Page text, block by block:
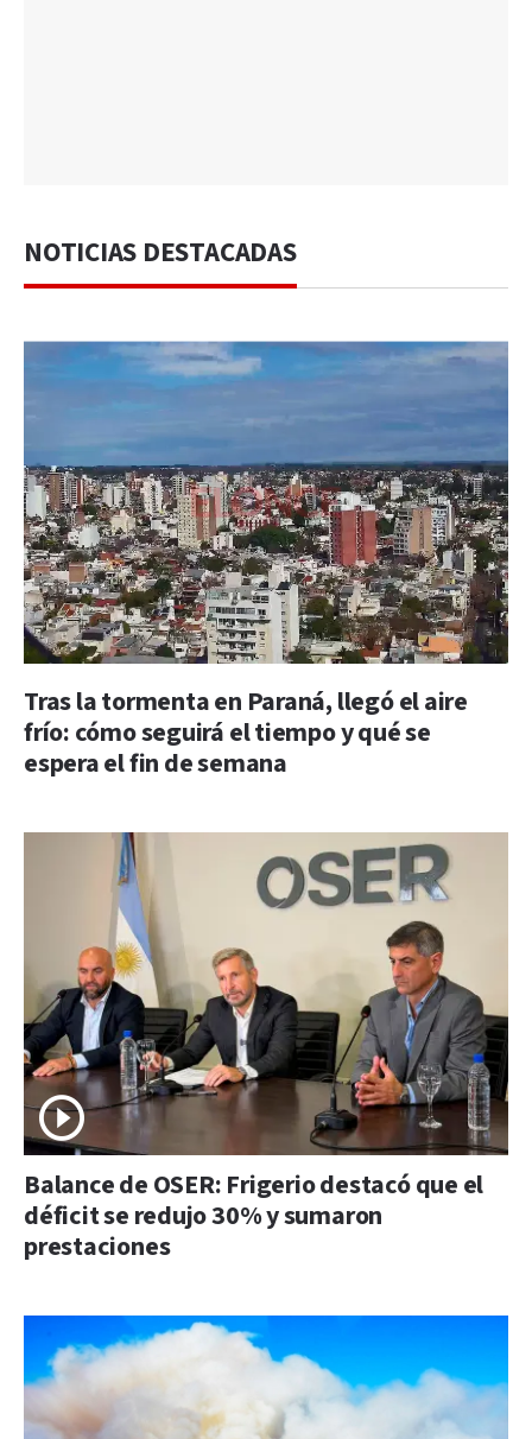
NOTICIAS DESTACADAS
Tras la tormenta en Paraná, llegó el aire
frío: cómo seguirá el tiempo y qué se
espera el fin de semana
Balance de OSER: Frigerio destacó que el
déficit se redujo 30% y sumaron
prestaciones